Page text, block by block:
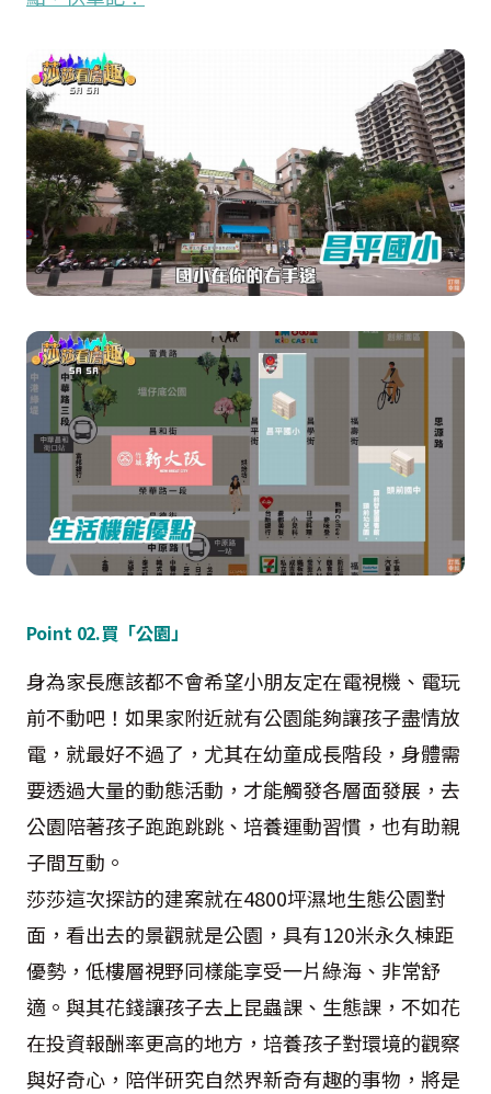
Point 02.買「公園」
身為家長應該都不會希望小朋友定在電視機、電玩
前不動吧！如果家附近就有公園能夠讓孩子盡情放
電，就最好不過了，尤其在幼童成長階段，身體需
要透過大量的動態活動，才能觸發各層面發展，去
公園陪著孩子跑跑跳跳、培養運動習慣，也有助親
子間互動。
莎莎這次探訪的建案就在4800坪濕地生態公園對
面，看出去的景觀就是公園，具有120米永久棟距
優勢，低樓層視野同樣能享受一片綠海、非常舒
適。與其花錢讓孩子去上昆蟲課、生態課，不如花
在投資報酬率更高的地方，培養孩子對環境的觀察
與好奇心，陪伴研究自然界新奇有趣的事物，將是